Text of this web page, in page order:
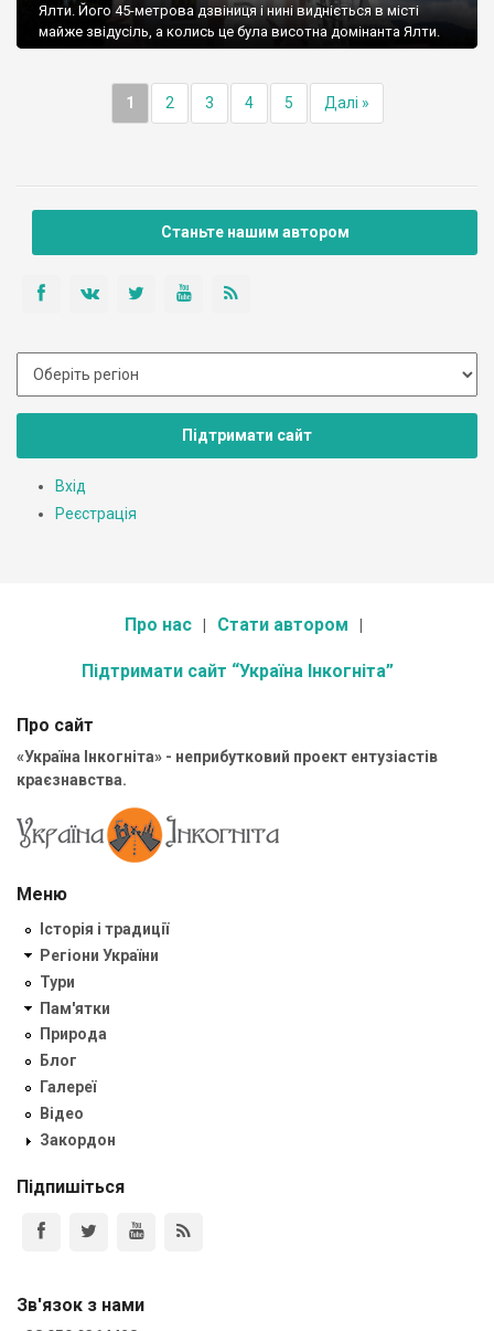
Ялти. Його 45-метрова дзвіниця і нині видніється в місті
майже звідусіль, а колись це була висотна домінанта Ялти.
1 2 3 4 5 Далі »
Станьте нашим автором
Підтримати сайт
Вхід
Реєстрація
Про нас Стати автором
Підтримати сайт “Україна Інкогніта”
Про сайт
«Україна Інкогніта» - неприбутковий проект ентузіастів
краєзнавства.
Меню
Історія і традиції
Регіони України
Тури
Пам'ятки
Природа
Блог
Галереї
Відео
Закордон
Підпишіться
Зв'язок з нами